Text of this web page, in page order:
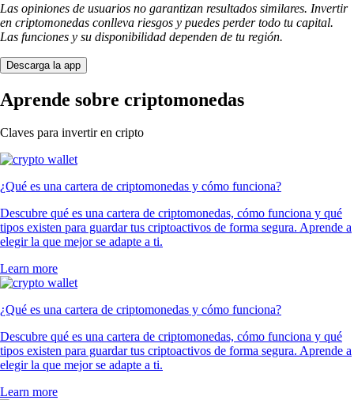
Las opiniones de usuarios no garantizan resultados similares. Invertir
en criptomonedas conlleva riesgos y puedes perder todo tu capital.
Las funciones y su disponibilidad dependen de tu región.
Descarga la app
Aprende sobre criptomonedas
Claves para invertir en cripto
¿Qué es una cartera de criptomonedas y cómo funciona?
Descubre qué es una cartera de criptomonedas, cómo funciona y qué
tipos existen para guardar tus criptoactivos de forma segura. Aprende a
elegir la que mejor se adapte a ti.
Learn more
¿Qué es una cartera de criptomonedas y cómo funciona?
Descubre qué es una cartera de criptomonedas, cómo funciona y qué
tipos existen para guardar tus criptoactivos de forma segura. Aprende a
elegir la que mejor se adapte a ti.
Learn more